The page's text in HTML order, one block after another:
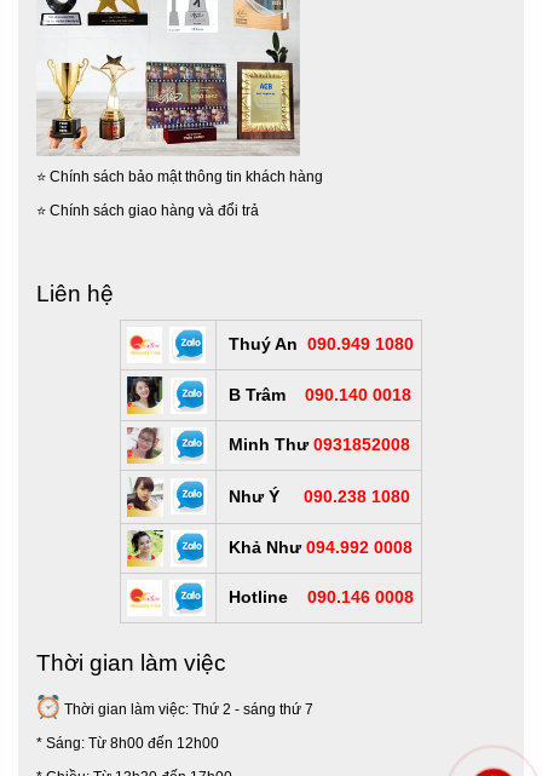
⭐ Chính sách bảo mật thông tin khách hàng
⭐ Chính sách giao hàng và đổi trả
Liên hệ
Thuý An 090.949 1080
B Trâm 090.140 0018
Minh Thư 0931852008
Như Ý 090.238 1080
Khả Như 094.992 0008
Hotline 090.146 0008
Thời gian làm việc
Thời gian làm việc: Thứ 2 - sáng thứ 7
* Sáng: Từ 8h00 đến 12h00